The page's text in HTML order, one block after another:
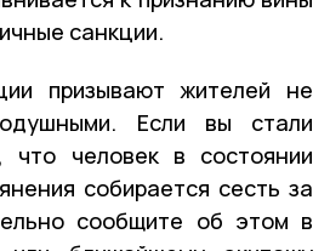
санкции.
призывают жителей не
Если вы стали
что человек в состоянии
собирается сесть за
сообщите об этом в